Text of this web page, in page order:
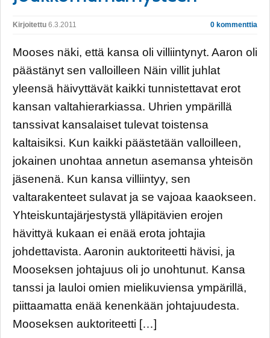
Kirjoitettu 6.3.2011 0 kommenttia
Mooses näki, että kansa oli villiintynyt. Aaron oli
päästänyt sen valloilleen Näin villit juhlat
yleensä häivyttävät kaikki tunnistettavat erot
kansan valtahierarkiassa. Uhrien ympärillä
tanssivat kansalaiset tulevat toistensa
kaltaisiksi. Kun kaikki päästetään valloilleen,
jokainen unohtaa annetun asemansa yhteisön
jäsenenä. Kun kansa villiintyy, sen
valtarakenteet sulavat ja se vajoaa kaaokseen.
Yhteiskuntajärjestystä ylläpitävien erojen
hävittyä kukaan ei enää erota johtajia
johdettavista. Aaronin auktoriteetti hävisi, ja
Mooseksen johtajuus oli jo unohtunut. Kansa
tanssi ja lauloi omien mielikuviensa ympärillä,
piittaamatta enää kenenkään johtajuudesta.
Mooseksen auktoriteetti […]